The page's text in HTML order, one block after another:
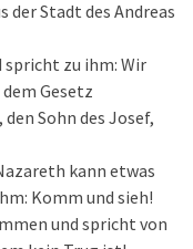
der Stadt des Andreas
zu ihm: Wir
Gesetz
Sohn des Josef,
kann etwas
Komm und sieh!
und spricht von